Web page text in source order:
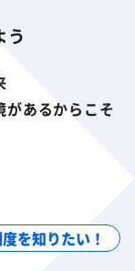
う
があるからこそ
を知りたい！